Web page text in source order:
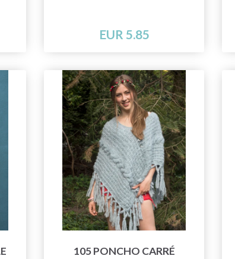
EUR 5.85
105 PONCHO CARRÉ